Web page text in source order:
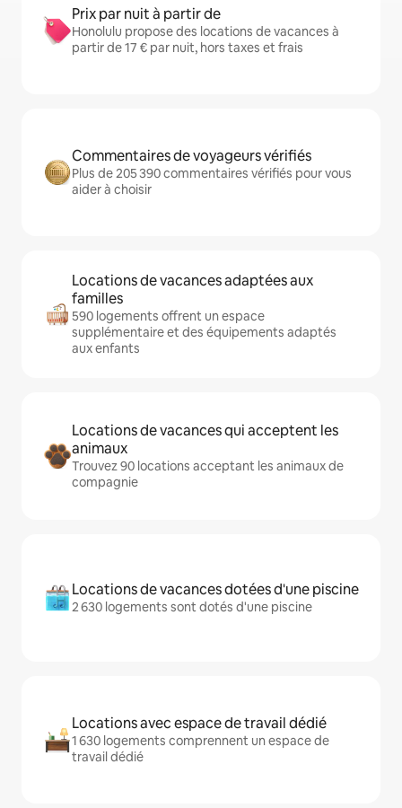
Prix par nuit à partir de
Honolulu propose des locations de vacances à
partir de 17 € par nuit, hors taxes et frais
Commentaires de voyageurs vérifiés
Plus de 205 390 commentaires vérifiés pour vous
aider à choisir
Locations de vacances adaptées aux
familles
590 logements offrent un espace
supplémentaire et des équipements adaptés
aux enfants
Locations de vacances qui acceptent les
animaux
Trouvez 90 locations acceptant les animaux de
compagnie
Locations de vacances dotées d'une piscine
2 630 logements sont dotés d'une piscine
Locations avec espace de travail dédié
1 630 logements comprennent un espace de
travail dédié